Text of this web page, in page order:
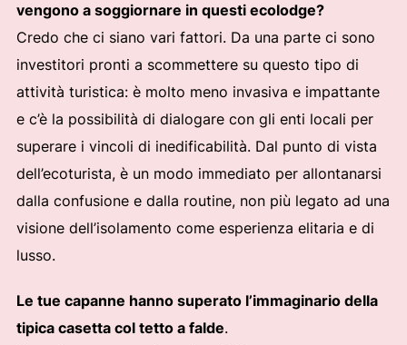
vengono a soggiornare in questi ecolodge?
Credo che ci siano vari fattori. Da una parte ci sono
investitori pronti a scommettere su questo tipo di
attività turistica: è molto meno invasiva e impattante
e c’è la possibilità di dialogare con gli enti locali per
superare i vincoli di inedificabilità. Dal punto di vista
dell’ecoturista, è un modo immediato per allontanarsi
dalla confusione e dalla routine, non più legato ad una
visione dell’isolamento come esperienza elitaria e di
lusso.
Le tue capanne hanno superato l’immaginario della
tipica casetta col tetto a falde.